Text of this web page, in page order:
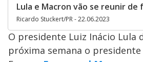
Lula e Macron vão se reunir
Ricardo Stuckert/PR - 22.06.2023
O presidente Luiz Inácio Lula
próxima semana o presidente